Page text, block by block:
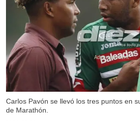
Carlos Pavón se llevó los tres puntos en
de Marathón.